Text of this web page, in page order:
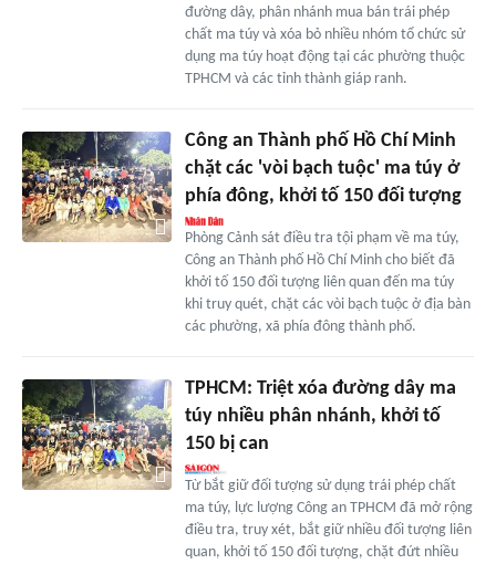
đường dây, phân nhánh mua bán trái phép
chất ma túy và xóa bỏ nhiều nhóm tổ chức sử
dụng ma túy hoạt động tại các phường thuộc
TPHCM và các tỉnh thành giáp ranh.
Công an Thành phố Hồ Chí Minh
chặt các 'vòi bạch tuộc' ma túy ở
phía đông, khởi tố 150 đối tượng
Phòng Cảnh sát điều tra tội phạm về ma túy,
Công an Thành phố Hồ Chí Minh cho biết đã
khởi tố 150 đối tượng liên quan đến ma túy
khi truy quét, chặt các vòi bạch tuộc ở địa bàn
các phường, xã phía đông thành phố.
TPHCM: Triệt xóa đường dây ma
túy nhiều phân nhánh, khởi tố
150 bị can
Từ bắt giữ đối tượng sử dụng trái phép chất
ma túy, lực lượng Công an TPHCM đã mở rộng
điều tra, truy xét, bắt giữ nhiều đối tượng liên
quan, khởi tố 150 đối tượng, chặt đứt nhiều